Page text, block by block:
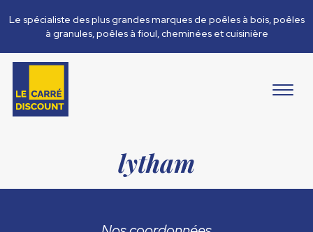
Le spécialiste des plus grandes marques de poêles à bois, poêles
à granules, poêles à fioul, cheminées et cuisinière
lytham